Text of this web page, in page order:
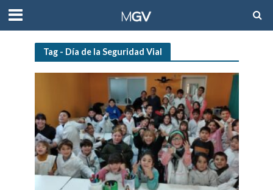
Tag - Día de la Seguridad Vial